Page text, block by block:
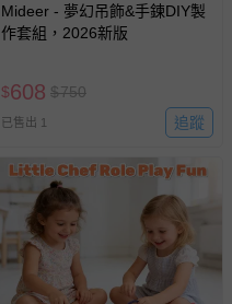
Mideer - 夢幻吊飾&手鍊DIY製
作套組，2026新版
$608 $750
已售出 1 追蹤